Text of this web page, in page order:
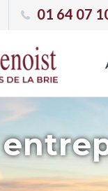
01 64 07